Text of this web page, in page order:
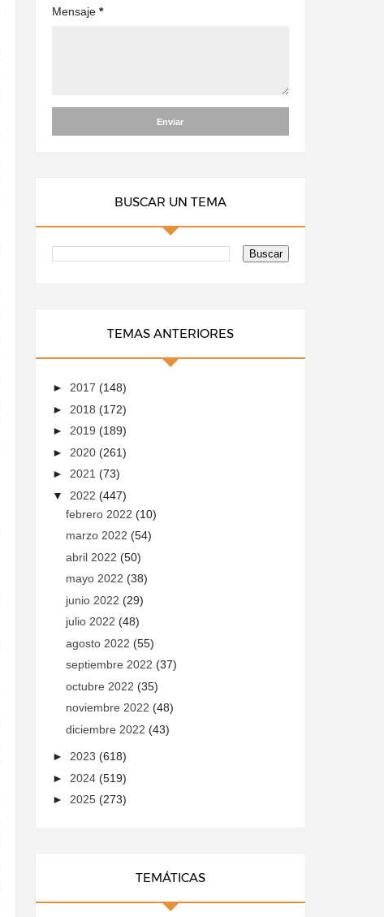
Mensaje *
BUSCAR UN TEMA
TEMAS ANTERIORES
► 2017 (148)
► 2018 (172)
► 2019 (189)
► 2020 (261)
► 2021 (73)
▼ 2022 (447)
febrero 2022 (10)
marzo 2022 (54)
abril 2022 (50)
mayo 2022 (38)
junio 2022 (29)
julio 2022 (48)
agosto 2022 (55)
septiembre 2022 (37)
octubre 2022 (35)
noviembre 2022 (48)
diciembre 2022 (43)
► 2023 (618)
► 2024 (519)
► 2025 (273)
TEMÁTICAS